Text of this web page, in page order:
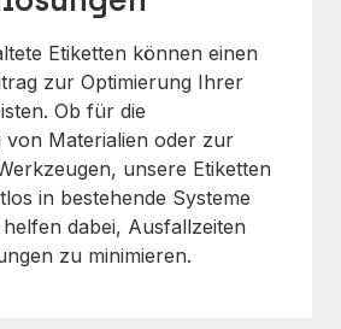
Etiketten können einen
zur Optimierung Ihrer
Ob für die
von Materialien oder zur
unsere Etiketten
in bestehende Systeme
dabei, Ausfallzeiten
zu minimieren.